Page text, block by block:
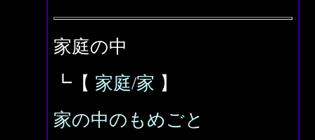
家庭の中
┗【 家庭/家 】
家の中のもめごと